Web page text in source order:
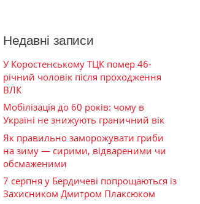
Недавні записи
У Коростенському ТЦК помер 46-
річний чоловік після проходження
ВЛК
Мобілізація до 60 років: чому в
Україні не знижують граничний вік
Як правильно заморожувати гриби
на зиму — сирими, відвареними чи
обсмаженими
7 серпня у Бердичеві попрощаються із
Захисником Дмитром Плаксюком